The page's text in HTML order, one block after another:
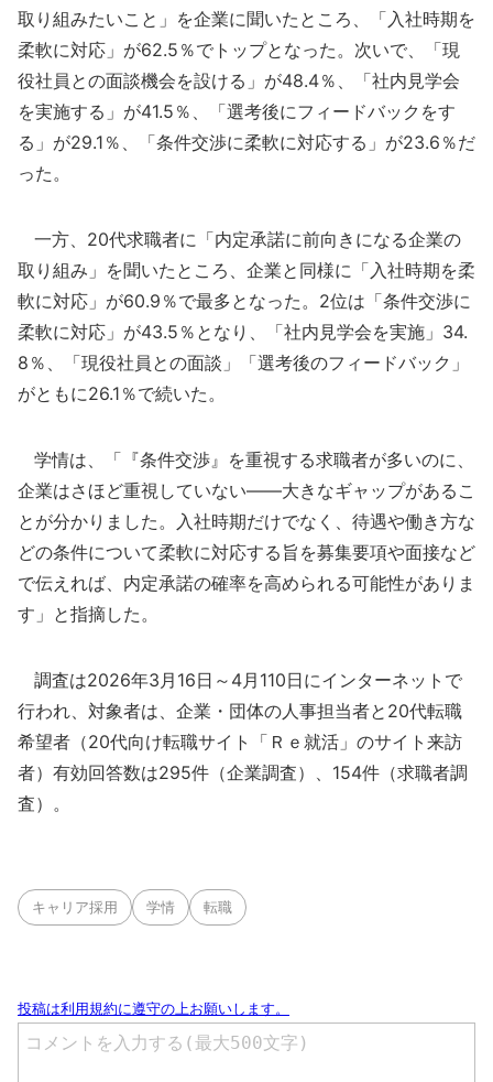
取り組みたいこと」を企業に聞いたところ、「入社時期を
柔軟に対応」が62.5％でトップとなった。次いで、「現
役社員との面談機会を設ける」が48.4％、「社内見学会
を実施する」が41.5％、「選考後にフィードバックをす
る」が29.1％、「条件交渉に柔軟に対応する」が23.6％だ
った。
一方、20代求職者に「内定承諾に前向きになる企業の
取り組み」を聞いたところ、企業と同様に「入社時期を柔
軟に対応」が60.9％で最多となった。2位は「条件交渉に
柔軟に対応」が43.5％となり、「社内見学会を実施」34.
8％、「現役社員との面談」「選考後のフィードバック」
がともに26.1％で続いた。
学情は、「『条件交渉』を重視する求職者が多いのに、
企業はさほど重視していない――大きなギャップがあるこ
とが分かりました。入社時期だけでなく、待遇や働き方な
どの条件について柔軟に対応する旨を募集要項や面接など
で伝えれば、内定承諾の確率を高められる可能性がありま
す」と指摘した。
調査は2026年3月16日～4月110日にインターネットで
行われ、対象者は、企業・団体の人事担当者と20代転職
希望者（20代向け転職サイト「Ｒｅ就活」のサイト来訪
者）有効回答数は295件（企業調査）、154件（求職者調
査）。
キャリア採用 学情 転職